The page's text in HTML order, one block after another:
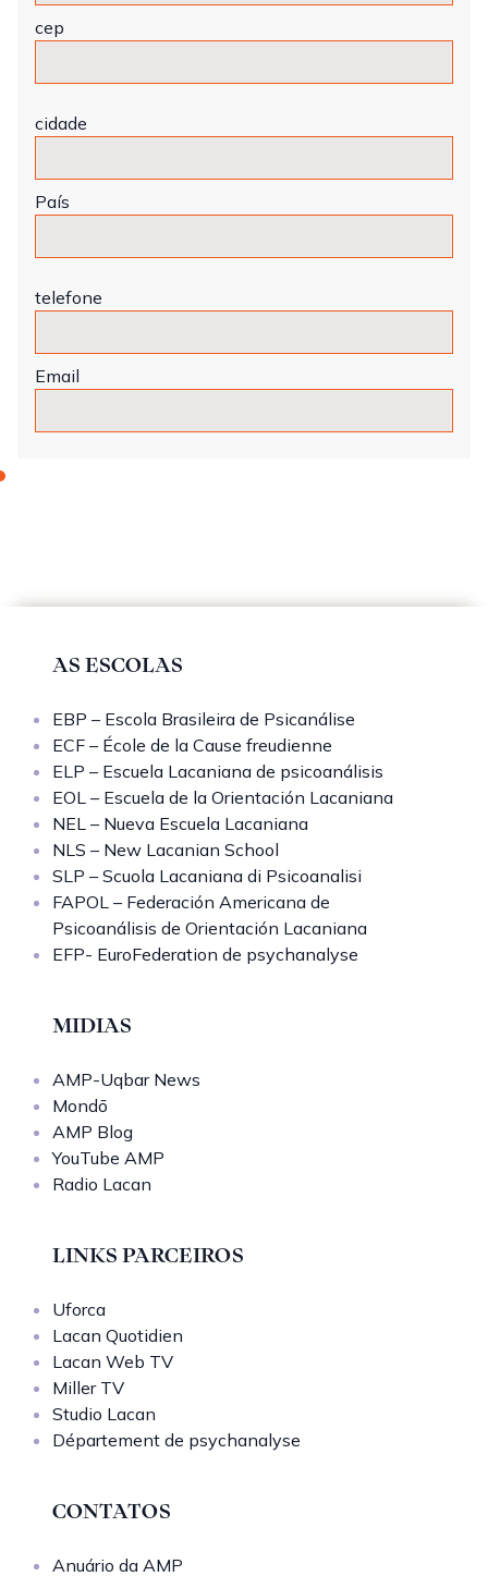
cep
cidade
País
telefone
Email
AS ESCOLAS
EBP – Escola Brasileira de Psicanálise
ECF – École de la Cause freudienne
ELP – Escuela Lacaniana de psicoanálisis
EOL – Escuela de la Orientación Lacaniana
NEL – Nueva Escuela Lacaniana
NLS – New Lacanian School
SLP – Scuola Lacaniana di Psicoanalisi
FAPOL – Federación Americana de
Psicoanálisis de Orientación Lacaniana
EFP- EuroFederation de psychanalyse
MIDIAS
AMP-Uqbar News
Mondō
AMP Blog
YouTube AMP
Radio Lacan
LINKS PARCEIROS
Uforca
Lacan Quotidien
Lacan Web TV
Miller TV
Studio Lacan
Département de psychanalyse
CONTATOS
Anuário da AMP